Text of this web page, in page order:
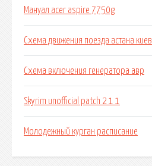
Мануал acer aspire 7750g
Схема движения поезда астана киев
Схема включения генератора авр
Skyrim unofficial patch 2 1 1
Молодежный курган расписание